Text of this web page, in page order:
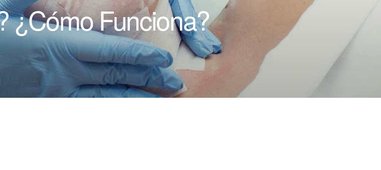
¿Cómo Funciona?